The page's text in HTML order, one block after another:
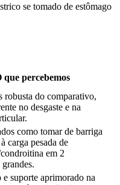
se tomado de estômago
que percebemos
robusta do comparativo,
no desgaste e na
como tomar de barriga
carga pesada de
em 2
suporte aprimorado na